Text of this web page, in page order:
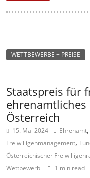
n
V
e
e
i
n
e
WETTBEWERBE + PREISE
Staatspreis für
ehrenamtliches
Österreich
15. Mai 2024 Ehrenamt,
Freiwilligenmanagement,
Österreichischer
Wettbewerb 1 min read